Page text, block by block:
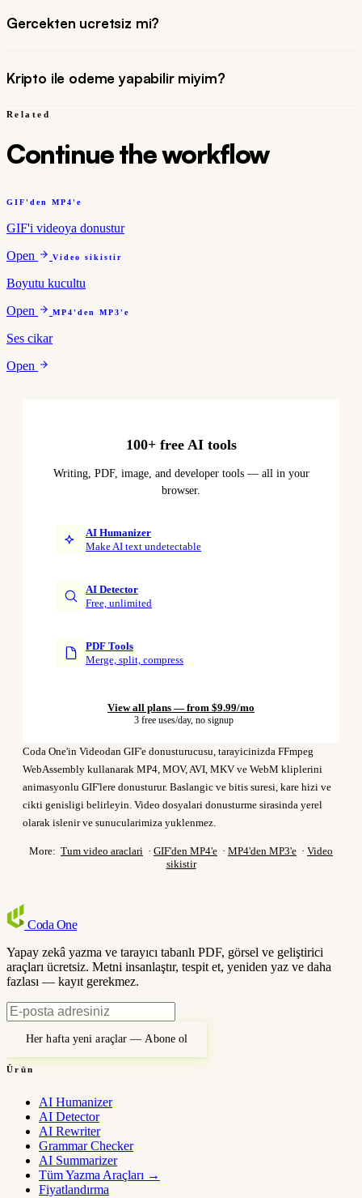
Gercekten ucretsiz mi?
Kripto ile odeme yapabilir miyim?
Related
Continue the workflow
GIF'den MP4'e
GIF'i videoya donustur
Open
Video sikistir
Boyutu kucultu
Open
MP4'den MP3'e
Ses cikar
Open
100+ free AI tools
Writing, PDF, image, and developer tools — all in your
browser.
AI Humanizer
Make AI text undetectable
AI Detector
Free, unlimited
PDF Tools
Merge, split, compress
View all plans — from $9.99/mo
3 free uses/day, no signup
Coda One'in Videodan GIF'e donusturucusu, tarayicinizda FFmpeg
WebAssembly kullanarak MP4, MOV, AVI, MKV ve WebM kliplerini
animasyonlu GIF'lere donusturur. Baslangic ve bitis suresi, kare hizi ve
cikti genisligi belirleyin. Video dosyalari donusturme sirasinda yerel
olarak islenir ve sunucularimiza yuklenmez.
More: Tum video araclari · GIF'den MP4'e · MP4'den MP3'e · Video
sikistir
Coda One
Yapay zekâ yazma ve tarayıcı tabanlı PDF, görsel ve geliştirici
araçları ücretsiz. Metni insanlaştır, tespit et, yeniden yaz ve daha
fazlası — kayıt gerekmez.
Her hafta yeni araçlar — Abone ol
Ürün
AI Humanizer
AI Detector
AI Rewriter
Grammar Checker
AI Summarizer
Tüm Yazma Araçları →
Fiyatlandırma